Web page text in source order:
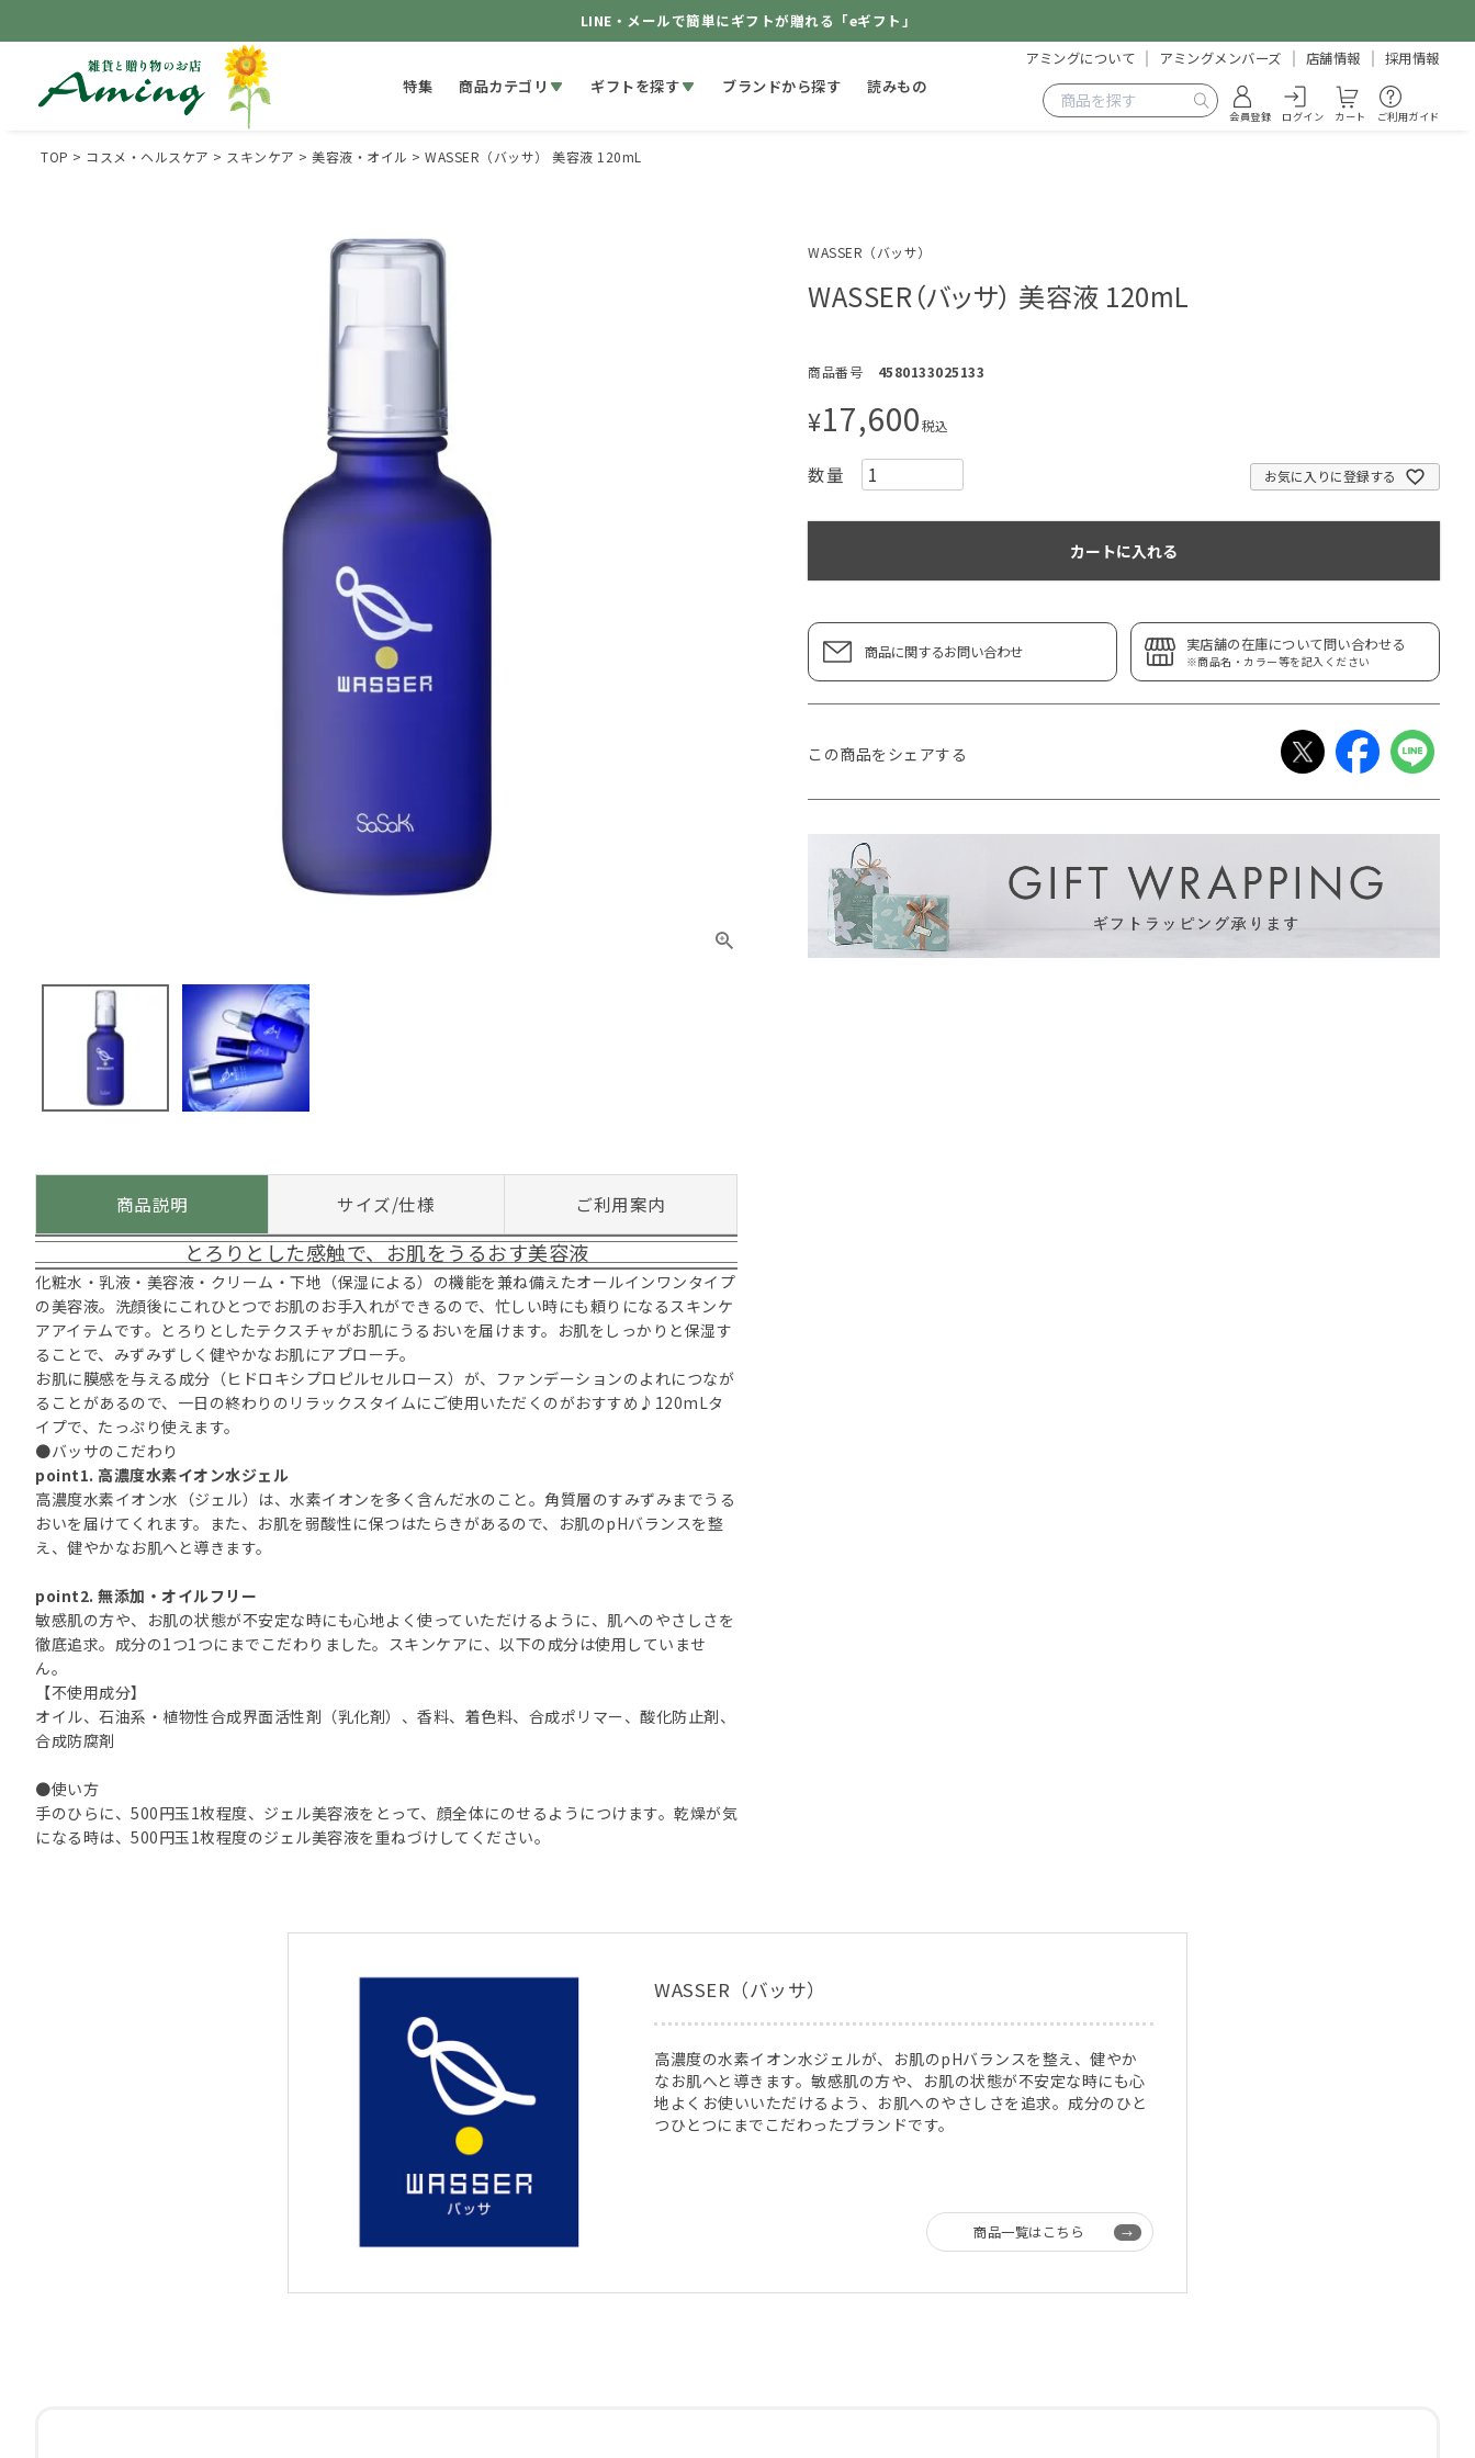
LINE・メールで簡単にギフトが贈れる「eギフト」
特集 商品カテゴリ ギフトを探す ブランドから探す 読みもの
アミングについて アミングメンバーズ 店舗情報 採用情報
会員登録 ログイン カート ご利用ガイド
TOP コスメ・ヘルスケア スキンケア 美容液・オイル WASSER（バッサ） 美容液 120mL
商品説明 サイズ/仕様 ご利用案内
とろりとした感触で、お肌をうるおす美容液
化粧水・乳液・美容液・クリーム・下地（保湿による）の機能を兼ね備えたオールインワンタイプ
の美容液。洗顔後にこれひとつでお肌のお手入れができるので、忙しい時にも頼りになるスキンケ
アアイテムです。とろりとしたテクスチャがお肌にうるおいを届けます。お肌をしっかりと保湿す
ることで、みずみずしく健やかなお肌にアプローチ。
お肌に膜感を与える成分（ヒドロキシプロピルセルロース）が、ファンデーションのよれにつなが
ることがあるので、一日の終わりのリラックスタイムにご使用いただくのがおすすめ♪120mLタ
イプで、たっぷり使えます。
●バッサのこだわり
point1. 高濃度水素イオン水ジェル
高濃度水素イオン水（ジェル）は、水素イオンを多く含んだ水のこと。角質層のすみずみまでうる
おいを届けてくれます。また、お肌を弱酸性に保つはたらきがあるので、お肌のpHバランスを整
え、健やかなお肌へと導きます。
point2. 無添加・オイルフリー
敏感肌の方や、お肌の状態が不安定な時にも心地よく使っていただけるように、肌へのやさしさを
徹底追求。成分の1つ1つにまでこだわりました。スキンケアに、以下の成分は使用していませ
ん。
【不使用成分】
オイル、石油系・植物性合成界面活性剤（乳化剤）、香料、着色料、合成ポリマー、酸化防止剤、
合成防腐剤
●使い方
手のひらに、500円玉1枚程度、ジェル美容液をとって、顔全体にのせるようにつけます。乾燥が気
になる時は、500円玉1枚程度のジェル美容液を重ねづけしてください。
WASSER（バッサ）
WASSER（バッサ） 美容液 120mL
商品番号 4580133025133
¥17,600税込
お気に入りに登録する
カートに入れる
商品に関するお問い合わせ 実店舗の在庫について問い合わせる
※商品名・カラー等を記入ください
この商品をシェアする
WASSER（バッサ）
高濃度の水素イオン水ジェルが、お肌のpHバランスを整え、健やか
なお肌へと導きます。敏感肌の方や、お肌の状態が不安定な時にも心
地よくお使いいただけるよう、お肌へのやさしさを追求。成分のひと
つひとつにまでこだわったブランドです。
商品一覧はこちら